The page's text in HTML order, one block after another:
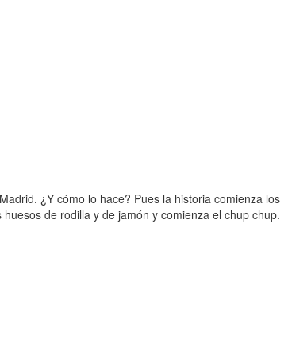
¿Y cómo lo hace? Pues la historia comienza los
de rodilla y de jamón y comienza el chup chup.